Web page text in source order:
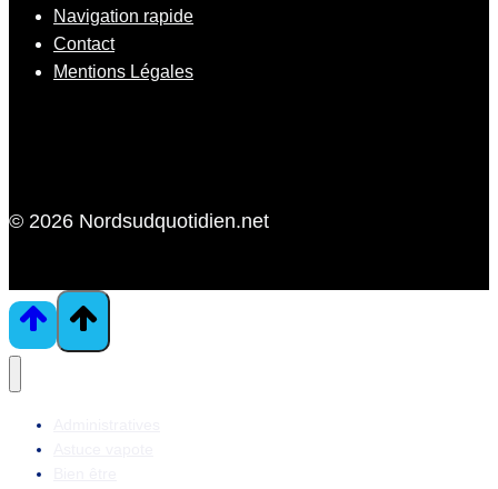
Navigation rapide
Contact
Mentions Légales
© 2026 Nordsudquotidien.net